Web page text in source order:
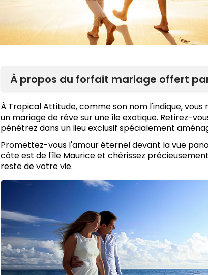
À propos du forfait mariage offert
À Tropical Attitude, comme son nom l'indique,
un mariage de rêve sur une île exotique. Retirez-
pénétrez dans un lieu exclusif spécialement
Promettez-vous l'amour éternel devant la vue
côte est de l'île Maurice et chérissez
reste de votre vie.